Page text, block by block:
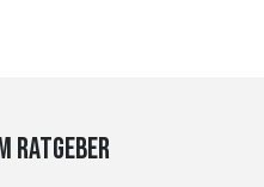
RATGEBER